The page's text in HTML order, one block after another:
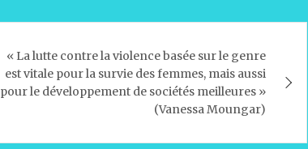
« La lutte contre la violence basée sur le genre
est vitale pour la survie des femmes, mais aussi
pour le développement de sociétés meilleures »
(Vanessa Moungar)